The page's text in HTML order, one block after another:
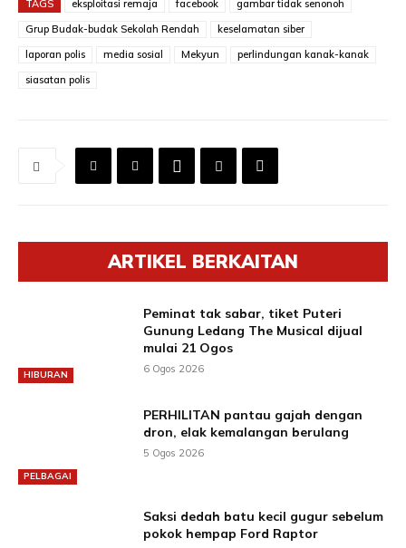
TAGS eksploitasi remaja facebook
gambar tidak senonoh
Grup Budak-budak Sekolah Rendah
keselamatan siber
laporan polis
media sosial Mekyun
perlindungan kanak-kanak
siasatan polis
ARTIKEL BERKAITAN
HIBURAN
Peminat tak sabar, tiket Puteri
Gunung Ledang The Musical dijual
mulai 21 Ogos
6 Ogos 2026
PELBAGAI
PERHILITAN pantau gajah dengan
dron, elak kemalangan berulang
5 Ogos 2026
Saksi dedah batu kecil gugur sebelum
pokok hempap Ford Raptor